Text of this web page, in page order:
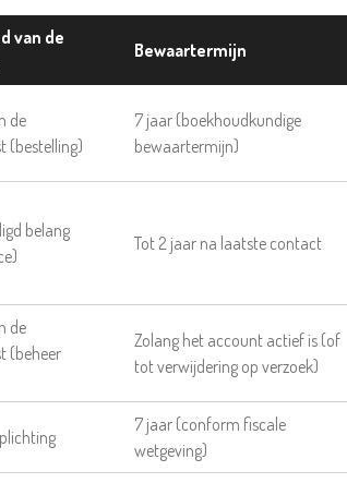
van de
Bewaartermijn
de
(bestelling)
7 jaar (boekhoudkundige
bewaartermijn)
belang
Tot 2 jaar na laatste contact
de
(beheer
Zolang het account actief is (of
tot verwijdering op verzoek)
7 jaar (conform fiscale
wetgeving)